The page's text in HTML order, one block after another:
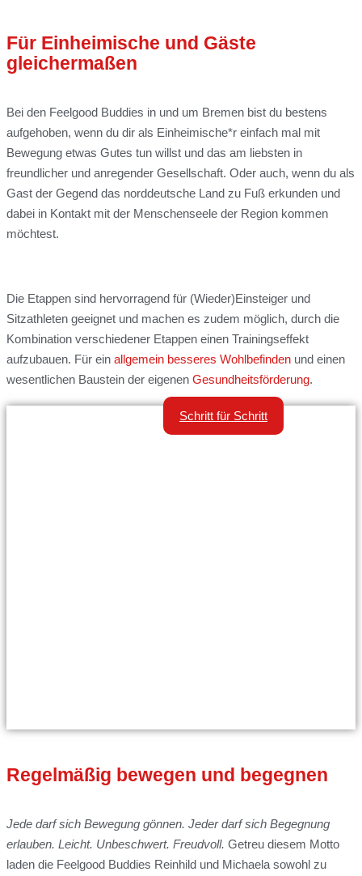
Für Einheimische und Gäste
gleichermaßen
Bei den Feelgood Buddies in und um Bremen bist du bestens
aufgehoben, wenn du dir als Einheimische*r einfach mal mit
Bewegung etwas Gutes tun willst und das am liebsten in
freundlicher und anregender Gesellschaft. Oder auch, wenn du als
Gast der Gegend das norddeutsche Land zu Fuß erkunden und
dabei in Kontakt mit der Menschenseele der Region kommen
möchtest.
Die Etappen sind hervorragend für (Wieder)Einsteiger und
Sitzathleten geeignet und machen es zudem möglich, durch die
Kombination verschiedener Etappen einen Trainingseffekt
aufzubauen. Für ein allgemein besseres Wohlbefinden und einen
wesentlichen Baustein der eigenen Gesundheitsförderung.
Schritt für Schritt
Regelmäßig bewegen und begegnen
Jede darf sich Bewegung gönnen. Jeder darf sich Begegnung
erlauben. Leicht. Unbeschwert. Freudvoll. Getreu diesem Motto
laden die Feelgood Buddies Reinhild und Michaela sowohl zu